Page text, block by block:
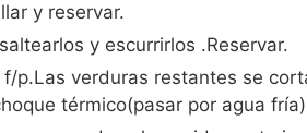
y reservar.
y escurrirlos .Reservar.
p.Las verduras restantes se
térmico(pasar por agua